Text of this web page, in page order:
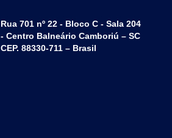
Rua 701 nº 22 - Bloco C - Sala 204
- Centro Balneário Camboriú – SC
CEP. 88330-711 – Brasil